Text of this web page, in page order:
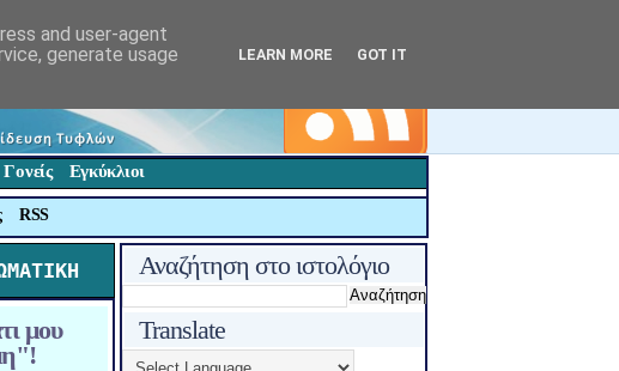
Γονείς Εγκύκλιοι
RSS
μου
Αναζήτηση στο ιστολόγιο
Translate
and user-agent
generate usage
LEARN MORE GOT IT